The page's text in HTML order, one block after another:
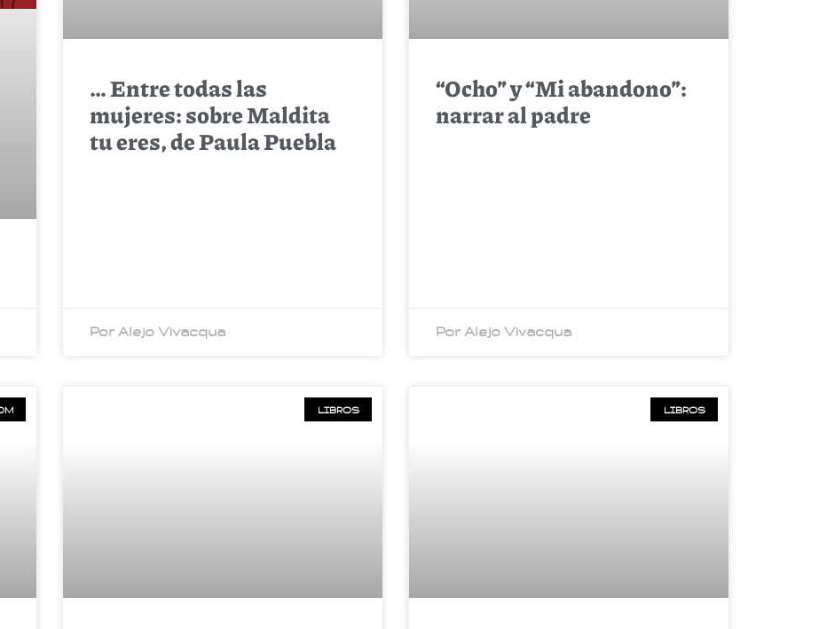
… Entre todas las
mujeres: sobre Maldita
tu eres, de Paula Puebla
Por Alejo Vivacqua
“Ocho” y “Mi abandono”:
narrar al padre
Por Alejo Vivacqua
LIBROS LIBROS